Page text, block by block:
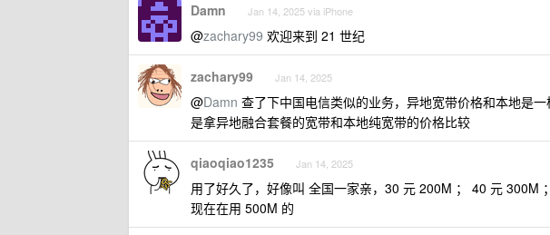
Damn Jan 14, 2025 via iPhone
@zachary99 欢迎来到 21 世纪
zachary99 Jan 14, 2025
@Damn 查了下中国电信类似的业务，异地宽带价格和本地是
是拿异地融合套餐的宽带和本地纯宽带的价格比较
qiaoqiao1235 Jan 14, 2025
用了好久了，好像叫 全国一家亲，30 元 200M ； 40 元 300M
现在在用 500M 的